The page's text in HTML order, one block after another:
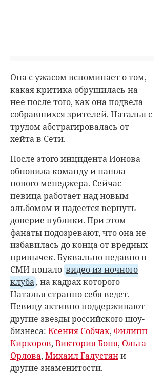
Она с ужасом вспоминает о том,
какая критика обрушилась на
нее после того, как она подвела
собравшихся зрителей. Наталья с
трудом абстрагировалась от
хейта в Сети.
После этого инцидента Ионова
обновила команду и нашла
нового менеджера. Сейчас
певица работает над новым
альбомом и надеется вернуть
доверие публики. При этом
фанаты подозревают, что она не
избавилась до конца от вредных
привычек. Буквально недавно в
СМИ попало видео из ночного
клуба, на кадрах которого
Наталья странно себя ведет.
Певицу активно поддерживают
другие звезды российского шоу-
бизнеса: Ксения Собчак, Филипп
Киркоров, Виктория Боня, Ольга
Орлова, Михаил Галустяни
другие знаменитости.